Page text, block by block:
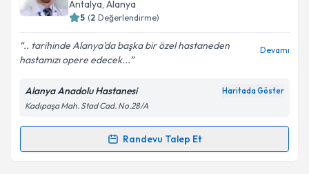
bilgilendireceğiz.
E-posta Adresiniz
Kişisel verilerimin işlenmesine ilişkin
Metni'ni okudum ve kişisel verilerimin belirtilen
kapsamda işlenmesini kabul ediyorum.
Antalya, Alanya
5 (2 Değerlendirme)
.. tarihinde Alanya'da başka bir özel hastaneden
hastamızı opere edecek...
Devamı
Alanya Anadolu Hastanesi Haritada Göster
Kadıpaşa Mah. Stad Cad. No.28/A
Randevu Talep Et
Randevu Takvimi Talebi